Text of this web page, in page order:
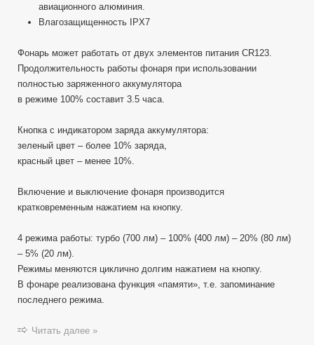
авиационного алюминия.
Влагозащищенность IPX7
Фонарь может работать от двух элементов питания CR123.
Продолжительность работы фонаря при использовании
полностью заряженного аккумулятора
в режиме 100% составит 3.5 часа.
Кнопка с индикатором заряда аккумулятора:
зеленый цвет – более 10% заряда,
красный цвет – менее 10%.
Включение и выключение фонаря производится
кратковременным нажатием на кнопку.
4 режима работы: турбо (700 лм) – 100% (400 лм) – 20% (80 лм)
– 5% (20 лм).
Режимы меняются циклично долгим нажатием на кнопку.
В фонаре реализована функция «памяти», т.е. запоминание
последнего режима.
Читать далее »